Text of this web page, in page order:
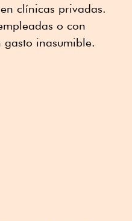
clínicas privadas.
o con
gasto inasumible.